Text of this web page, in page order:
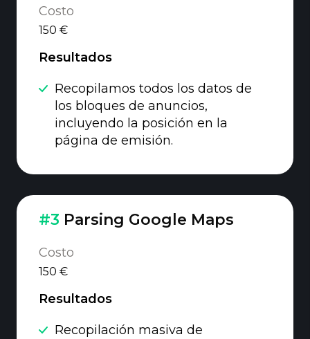
Costo
150 €
Resultados
Recopilamos todos los datos de
los bloques de anuncios,
incluyendo la posición en la
página de emisión.
#3 Parsing Google Maps
Costo
150 €
Resultados
Recopilación masiva de